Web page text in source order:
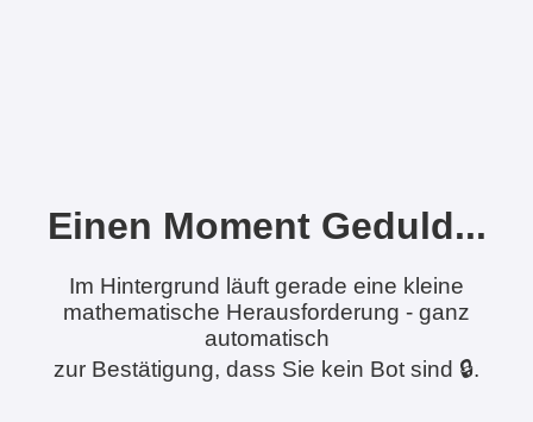
Einen Moment Geduld...
Im Hintergrund läuft gerade eine kleine
mathematische Herausforderung - ganz
automatisch
zur Bestätigung, dass Sie kein Bot sind 🔒.